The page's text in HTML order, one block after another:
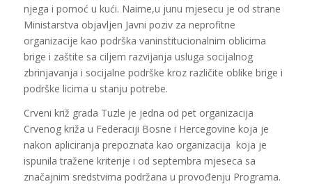
njega i pomoć u kući. Naime,u junu mjesecu je od strane
Ministarstva objavljen Javni poziv za neprofitne
organizacije kao podrška vaninstitucionalnim oblicima
brige i zaštite sa ciljem razvijanja usluga socijalnog
zbrinjavanja i socijalne podrške kroz različite oblike brige i
podrške licima u stanju potrebe.
Crveni križ grada Tuzle je jedna od pet organizacija
Crvenog križa u Federaciji Bosne i Hercegovine koja je
nakon apliciranja prepoznata kao organizacija koja je
ispunila tražene kriterije i od septembra mjeseca sa
značajnim sredstvima podržana u provođenju Programa.